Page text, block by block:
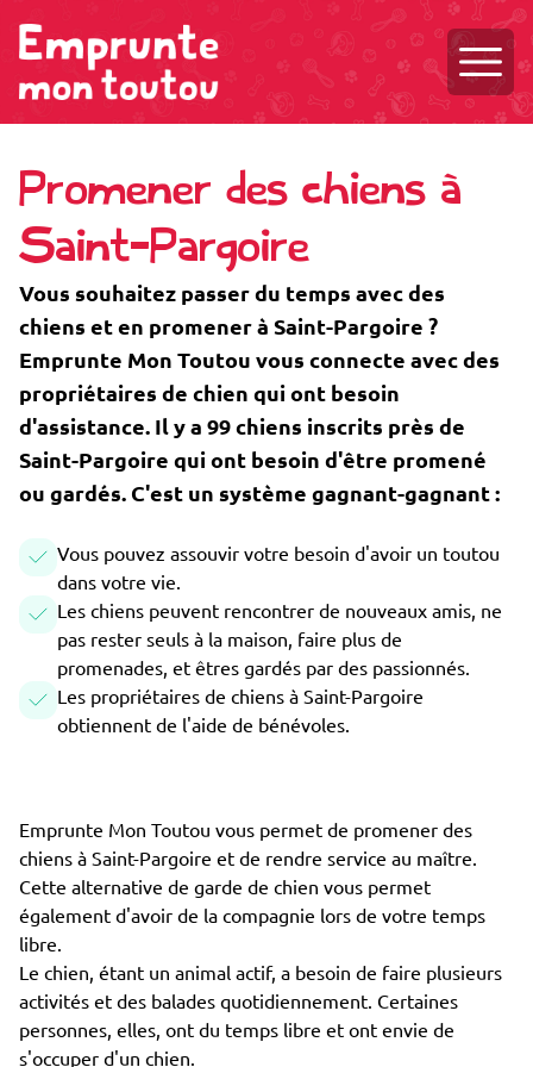
Promener des chiens à
Saint-Pargoire
Vous souhaitez passer du temps avec des
chiens et en promener à Saint-Pargoire ?
Emprunte Mon Toutou vous connecte avec des
propriétaires de chien qui ont besoin
d'assistance. Il y a 99 chiens inscrits près de
Saint-Pargoire qui ont besoin d'être promené
ou gardés. C'est un système gagnant-gagnant :
Vous pouvez assouvir votre besoin d'avoir un toutou
dans votre vie.
Les chiens peuvent rencontrer de nouveaux amis, ne
pas rester seuls à la maison, faire plus de
promenades, et êtres gardés par des passionnés.
Les propriétaires de chiens à Saint-Pargoire
obtiennent de l'aide de bénévoles.
Emprunte Mon Toutou vous permet de promener des
chiens à Saint-Pargoire et de rendre service au maître.
Cette alternative de garde de chien vous permet
également d'avoir de la compagnie lors de votre temps
libre.
Le chien, étant un animal actif, a besoin de faire plusieurs
activités et des balades quotidiennement. Certaines
personnes, elles, ont du temps libre et ont envie de
s'occuper d'un chien.